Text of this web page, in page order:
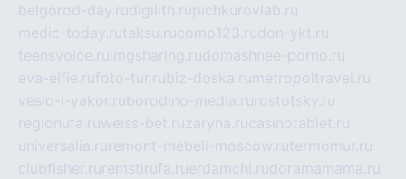
belgorod-day.rudigilith.rupichkurovlab.ru
medic-today.rutaksu.rucomp123.rudon-ykt.ru
teensvoice.ru imgsharing.rudomashnee-porno.ru
eva-elfie.rufoto-tur.rubiz-doska.ru metropoltravel.ru
veslo-i-yakor.ruborodino-media.ru rostotsky.ru
regionufa.ruweiss-bet.ruzaryna.rucasinotablet.ru
universalia.ru remont-mebeli-moscow.rutermomur.ru
clubfisher.ru remstirufa.ruerdamchi.rudoramamama.ru